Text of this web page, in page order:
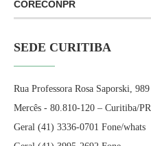
CORECONPR
SEDE CURITIBA
Rua Professora Rosa Saporski, 989
Mercês - 80.810-120 – Curitiba/PR
Geral (41) 3336-0701 Fone/whats